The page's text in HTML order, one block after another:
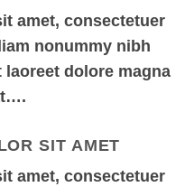
amet, consectetuer
nonummy nibh
dolore magna
SIT AMET
amet, consectetuer